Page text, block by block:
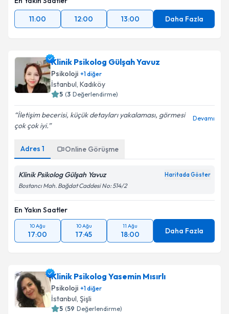
11:00
12:00 13:00 Daha Fazla
Klinik Psikolog Gülşah Yavuz
Psikoloji +1diğer
İstanbul, Kadıköy
5 (3 Değerlendirme)
İletişim becerisi, küçük detayları yakalaması, görmesi
çok çok iyi.
Devamı
Adres 1 Online Görüşme
Klinik Psikolog Gülşah Yavuz Haritada Göster
Bostancı Mah. Bağdat Caddesi No: 514/2
En Yakın Saatler
10 Ağu
17:00
10 Ağu
17:45
11 Ağu
18:00 Daha Fazla
Klinik Psikolog Yasemin Mısırlı
Psikoloji +1diğer
İstanbul, Şişli
5 (59 Değerlendirme)